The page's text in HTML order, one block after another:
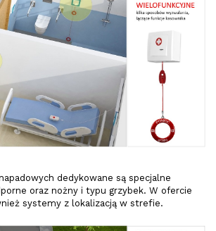
dedykowane są specjalne
oraz nożny i typu grzybek. W ofercie
systemy z lokalizacją w strefie.